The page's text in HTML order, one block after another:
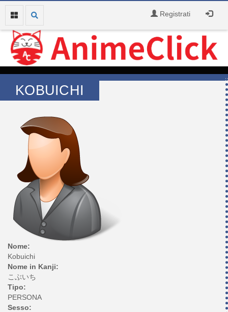
Registrati
KOBUICHI
Nome:
Kobuichi
Nome in Kanji:
こぶいち
Tipo:
PERSONA
Sesso: